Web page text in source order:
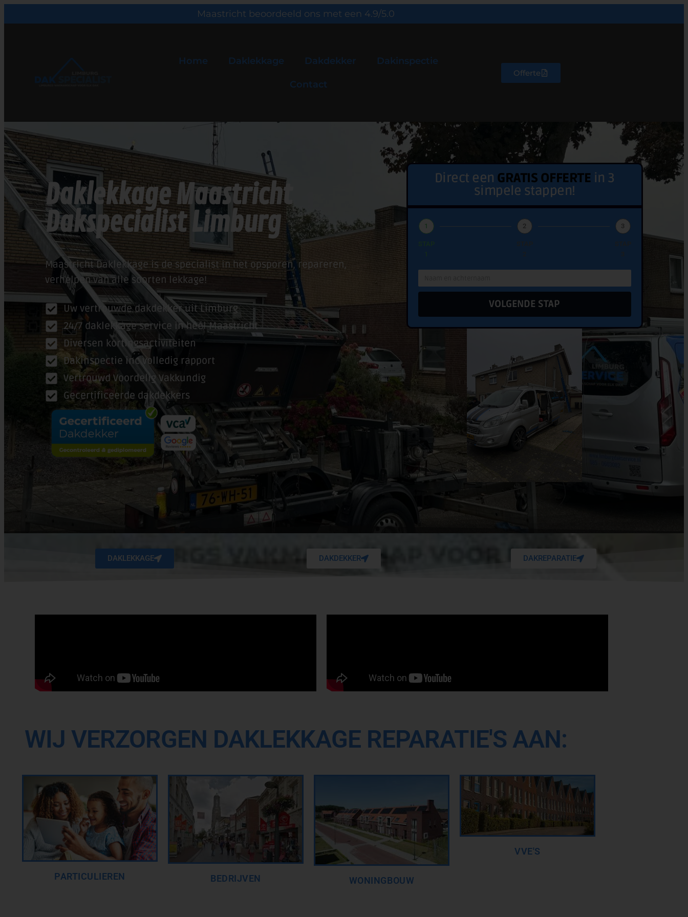
Maastricht beoordeeld ons met een 4.9/5.0
Home Daklekkage Dakdekker Dakinspectie
Contact
Offerte
Daklekkage Maastricht
Dakspecialist Limburg
Maastricht Daklekkage is de specialist in het opsporen, repareren,
verhelpen van alle soorten lekkage!
Uw vertrouwde dakdekker uit Limburg
24/7 daklekkage service in héél Maastricht
Diversen kortingsactiviteiten
Dakinspectie inc volledig rapport
Vertrouwd Voordelig Vakkundig
Gecertificeerde dakdekkers
Direct een GRATIS OFFERTE in 3
simpele stappen!
1 2 3
VOLGENDE STAP
DAKLEKKAGE DAKDEKKER DAKREPARATIE
WIJ VERZORGEN DAKLEKKAGE REPARATIE'S AAN:
PARTICULIEREN BEDRIJVEN WONINGBOUW
VVE'S